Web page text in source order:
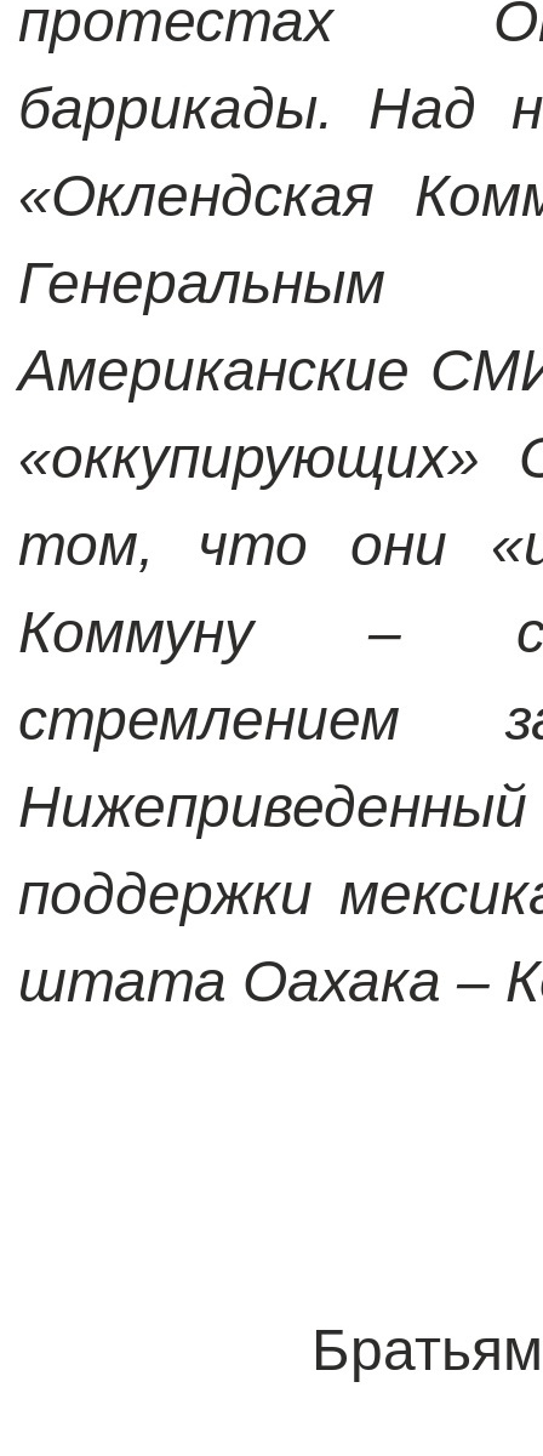
протестах
баррикады. Над
«Оклендская
Американские
«оккупирующих»
том, что они
Коммуну –
стремлением
поддержки
штата Оахака –